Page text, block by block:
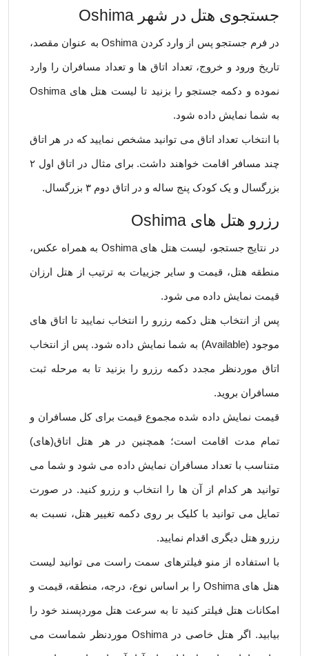
جستجوی هتل در شهر Oshima
در فرم جستجو پس از وارد کردن Oshima به عنوان مقصد،
تاریخ ورود و خروج، تعداد اتاق ها و تعداد مسافران را وارد
نموده و دکمه جستجو را بزنید تا لیست هتل های Oshima
به شما نمایش داده شود.
با انتخاب تعداد اتاق می توانید مشخص نمایید که در هر اتاق
چند مسافر اقامت خواهند داشت. برای مثال در اتاق اول ۲
بزرگسال و یک کودک پنج ساله و در اتاق دوم ۳ بزرگسال.
رزرو هتل های Oshima
در نتایج جستجو، لیست هتل های Oshima به همراه عکس،
منطقه هتل، قیمت و سایر جزییات به ترتیب از هتل ارزان
قیمت نمایش داده می شود.
پس از انتخاب هتل دکمه رزرو را انتخاب نمایید تا اتاق های
موجود (Available) به شما نمایش داده شود. پس از انتخاب
اتاق موردنظر مجدد دکمه رزرو را بزنید تا به مرحله ثبت
مسافران بروید.
قیمت نمایش داده شده مجموع قیمت برای کل مسافران و
تمام مدت اقامت است؛ همچنین در هر هتل اتاق(های)
متناسب با تعداد مسافران نمایش داده می شود و شما می
توانید هر کدام از آن ها را انتخاب و رزرو کنید. در صورت
تمایل می توانید با کلیک بر روی دکمه تغییر هتل، نسبت به
رزرو هتل دیگری اقدام نمایید.
با استفاده از منو فیلترهای سمت راست می توانید لیست
هتل های Oshima را بر اساس نوع، درجه، منطقه، قیمت و
امکانات هتل فیلتر کنید تا به سرعت هتل موردپسند خود را
بیابید. اگر هتل خاصی در Oshima موردنظر شماست می